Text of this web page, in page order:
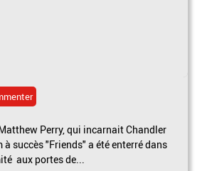
Perry, qui incarnait Chandler
succès "Friends" a été enterré dans
aux portes de...